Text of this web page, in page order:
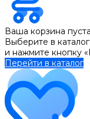
Ваша корзина пуста
Выберите в
и нажмите кнопку
Перейти в каталог